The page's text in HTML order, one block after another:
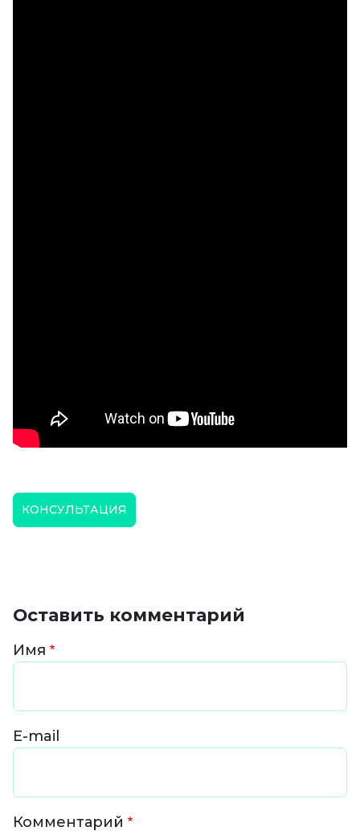
КОНСУЛЬТАЦИЯ
Оставить комментарий
Имя
E-mail
Комментарий